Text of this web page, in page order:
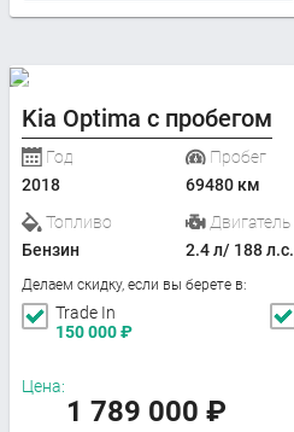
Kia Optima с пробегом
Год
2018
Пробег
69480 км
Топливо
Бензин
Двигатель
2.4 л/ 188 л.с.
Делаем скидку, если вы берете в:
Trade In
150 000₽
Цена:
1 789 000 ₽